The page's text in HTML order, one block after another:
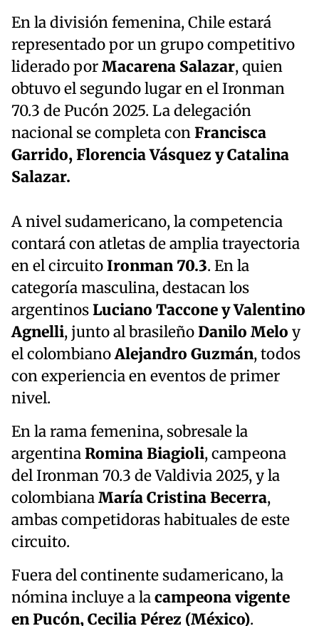
En la división femenina, Chile estará
representado por un grupo competitivo
liderado porMacarena Salazar, quien
obtuvo el segundo lugar en el Ironman
70.3 de Pucón 2025. La delegación
nacional se completa conFrancisca
Garrido, Florencia Vásquez y Catalina
Salazar.
A nivel sudamericano, la competencia
contará con atletas de amplia trayectoria
en el circuitoIronman 70.3. En la
categoría masculina, destacan los
argentinosLuciano Taccone y Valentino
Agnelli, junto al brasileñoDanilo Melo y
el colombianoAlejandro Guzmán, todos
con experiencia en eventos de primer
nivel.
En la rama femenina, sobresale la
argentinaRomina Biagioli, campeona
del Ironman 70.3 de Valdivia 2025, y la
colombianaMaría Cristina Becerra,
ambas competidoras habituales de este
circuito.
Fuera del continente sudamericano, la
nómina incluye a lacampeona vigente
en Pucón, Cecilia Pérez (México).